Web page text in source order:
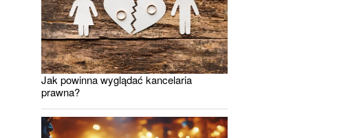
Jak powinna wyglądać kancelaria
prawna?